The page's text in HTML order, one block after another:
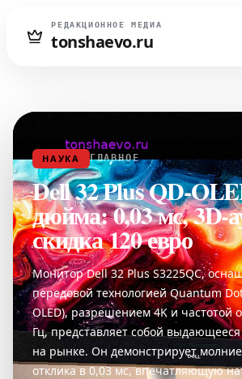
РЕДАКЦИОННОЕ МЕДИА
tonshaevo.ru
НАУКА ГЛАВНОЕ
Dell 32 Plus QD-
дюйма: 0,03 мс, 3D-
скидка 120 евро
Монитор Dell 32 Plus S3225QC,
передовой технологией Quantum
OLED), разрешением 4K и частотой
Гц, представляет собой
на рынке. Он демонстрирует
отклика в 0,03 мс, впечатляющую